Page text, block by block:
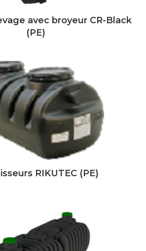
avec broyeur CR-Black
(PE)
RIKUTEC (PE)